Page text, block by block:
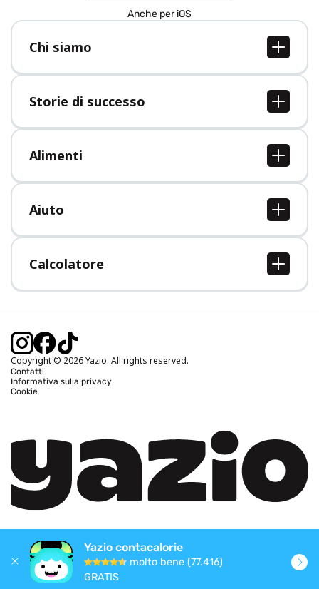
Anche per iOS
Chi siamo
Chi siamo
Lavori
Stampa
Storie di successo
Tutte le storie di successo
Alimenti
Tutti i cibi
Aiuto
Centro assistenza
Calcolatore
Calcolo BMI (IMC)
Calcolo peso ideale
Calcolo calorie bruciate
Copyright © 2026 Yazio. All rights reserved.
Contatti
Informativa sulla privacy
Cookie
Yazio contacalorie
molto bene (77.416)
GRATIS